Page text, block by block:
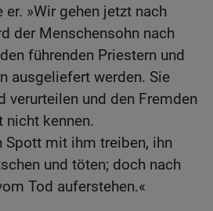
er. »Wir gehen jetzt nach
der Menschensohn nach
führenden Priestern und
ausgeliefert werden. Sie
verurteilen und den Fremden
nicht kennen.
Spott mit ihm treiben, ihn
und töten; doch nach
Tod auferstehen.«